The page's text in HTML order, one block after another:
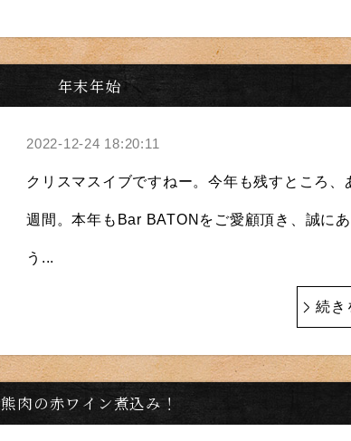
年末年始
2022-12-24 18:20:11
クリスマスイブですねー。今年も残すところ、
週間。本年もBar BATONをご愛顧頂き、誠にあ
う...
続き
熊肉の赤ワイン煮込み！